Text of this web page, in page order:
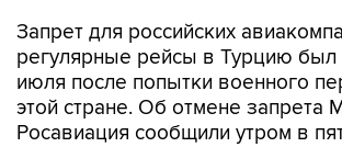
Запрет для российских
регулярные рейсы в Турцию был
июля после попытки военного
этой стране. Об отмене запрета
Росавиация сообщили утром в